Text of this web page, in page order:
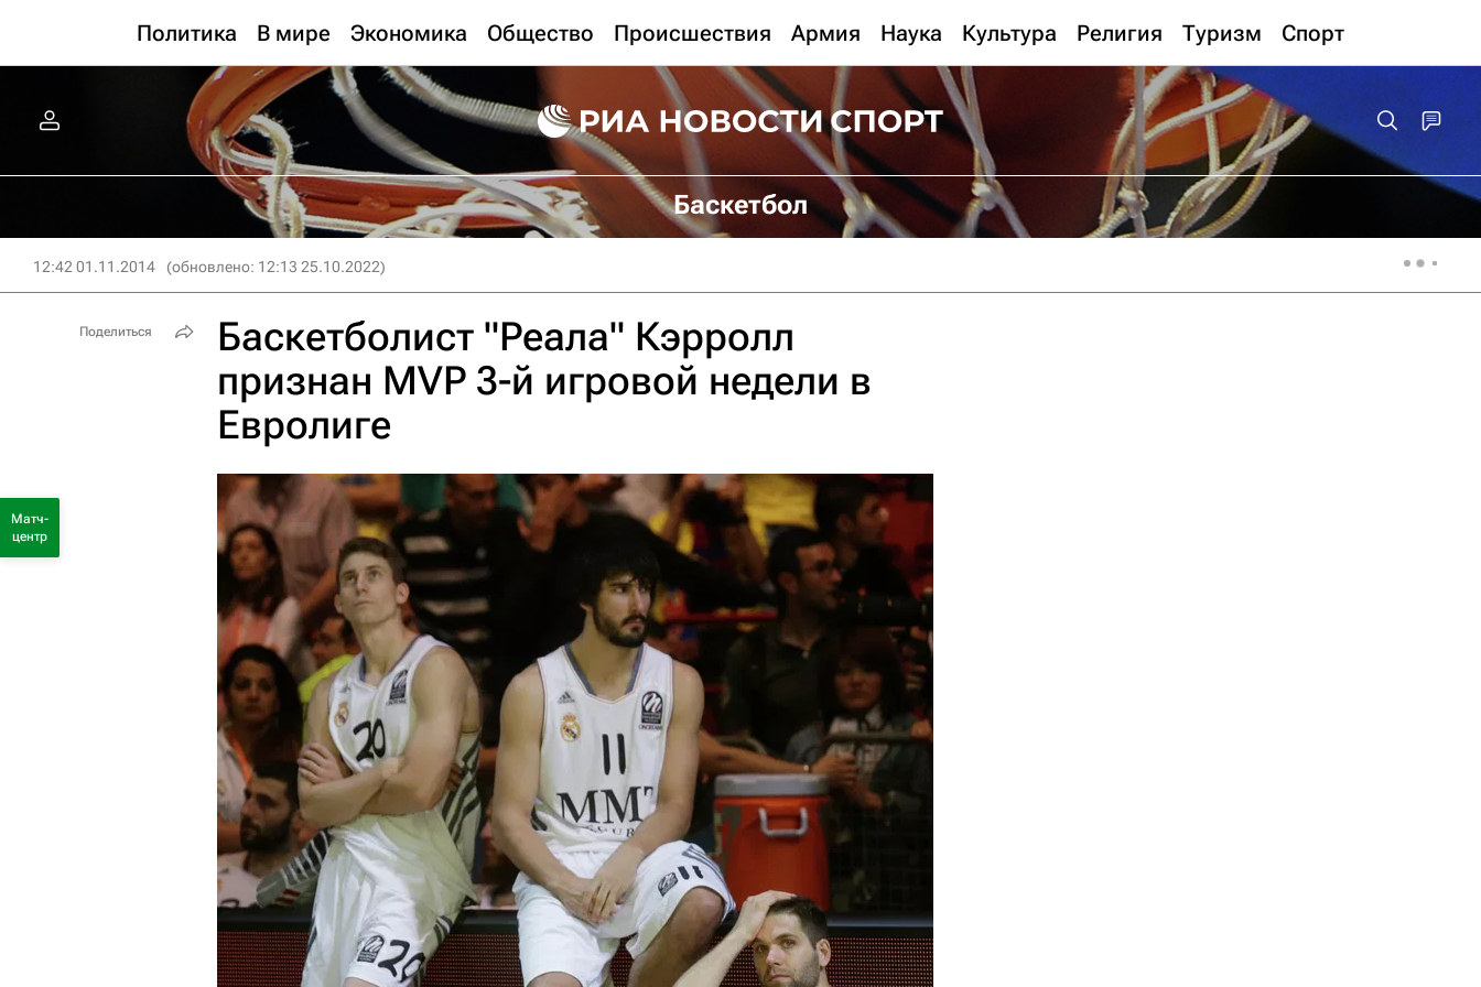
Политика В мире Экономика Общество Происшествия Армия Наука Культура Религия Туризм Спорт
Баскетбол
12:42 01.11.2014 (обновлено: 12:13 25.10.2022)
Баскетболист "Реала" Кэрролл
признан MVP 3-й игровой недели в
Евролиге
Поделиться
Матч-
центр